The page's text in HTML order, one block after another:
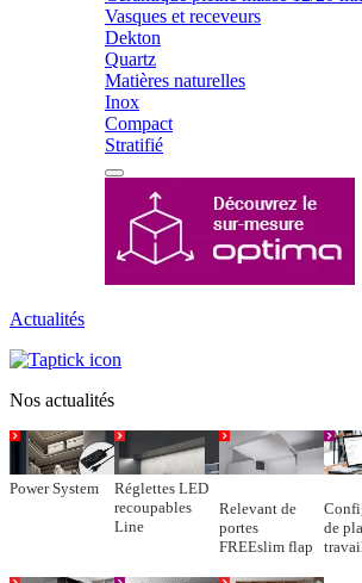
Vasques et receveurs
Dekton
Quartz
Matières naturelles
Inox
Compact
Stratifié
Actualités
Nos actualités
Power System
Réglettes LED
recoupables
Line
Relevant de
portes
FREEslim flap
de